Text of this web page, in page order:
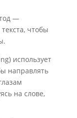
—
чтобы
использует
направлять
на слове,